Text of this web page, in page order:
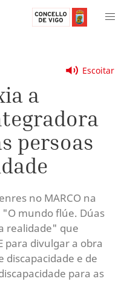
Escoitar
a
persoas
no MARCO na
mundo flúe. Dúas
realidade" que
para divulgar a obra
discapacidade e de
para as